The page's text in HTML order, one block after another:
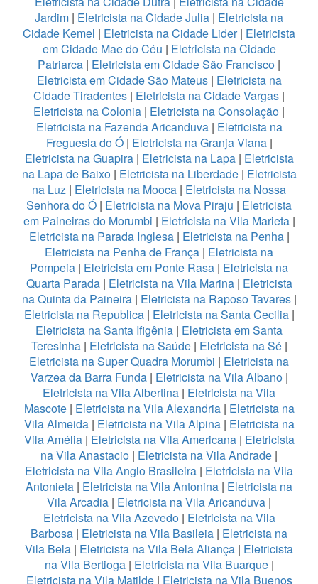
Jardim | Eletricista na Cidade Julia | Eletricista na
Cidade Kemel | Eletricista na Cidade Lider| Eletricista
em Cidade Mae do Céu | Eletricista na Cidade
Patriarca | Eletricista em Cidade São Francisco |
Eletricista em Cidade São Mateus| Eletricista na
Cidade Tiradentes | Eletricista na Cidade Vargas |
Eletricista na Colonia | Eletricista na Consolação |
Eletricista na Fazenda Aricanduva| Eletricista na
Freguesia do Ó| Eletricista na Granja Viana|
Eletricista na Guapira| Eletricista na Lapa| Eletricista
na Lapa de Baixo | Eletricista na Liberdade | Eletricista
na Luz | Eletricista na Mooca | Eletricista na Nossa
Senhora do Ó | Eletricista na Mova Piraju | Eletricista
em Paineiras do Morumbi | Eletricista na Vila Marieta|
Eletricista na Parada Inglesa | Eletricista na Penha|
Eletricista na Penha de França | Eletricista na
Pompeia | Eletricista em Ponte Rasa | Eletricista na
Quarta Parada| Eletricista na Vila Marina| Eletricista
na Quinta da Paineira| Eletricista na Raposo Tavares|
Eletricista na Republica| Eletricista na Santa Cecilia|
Eletricista na Santa Ifigênia | Eletricista em Santa
Teresinha| Eletricista na Saúde| Eletricista na Sé|
Eletricista na Super Quadra Morumbi | Eletricista na
Varzea da Barra Funda| Eletricista na Vila Albano|
Eletricista na Vila Albertina | Eletricista na Vila
Mascote| Eletricista na Vila Alexandria| Eletricista na
Vila Almeida | Eletricista na Vila Alpina | Eletricista na
Vila Amélia | Eletricista na Vila Americana| Eletricista
na Vila Anastacio | Eletricista na Vila Andrade |
Eletricista na Vila Anglo Brasileira | Eletricista na Vila
Antonieta | Eletricista na Vila Antonina | Eletricista na
Vila Arcadia | Eletricista na Vila Aricanduva |
Eletricista na Vila Azevedo| Eletricista na Vila
Barbosa | Eletricista na Vila Basileia | Eletricista na
Vila Bela | Eletricista na Vila Bela Aliança | Eletricista
na Vila Bertioga| Eletricista na Vila Buarque|
Eletricista na Vila Matilde| Eletricista na Vila Buenos